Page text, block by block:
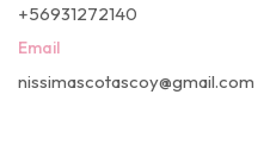
+56931272140
Email
nissimascotascoy@gmail.com